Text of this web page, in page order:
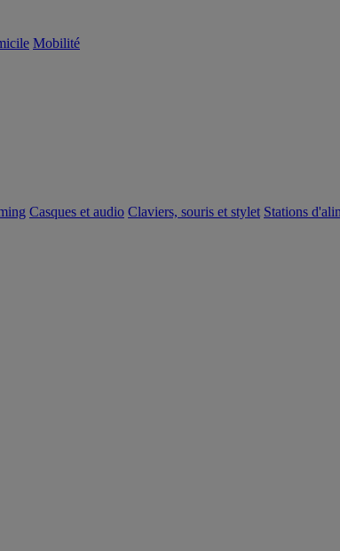
Mobilité
Casques et audio Claviers, souris et stylet Stations